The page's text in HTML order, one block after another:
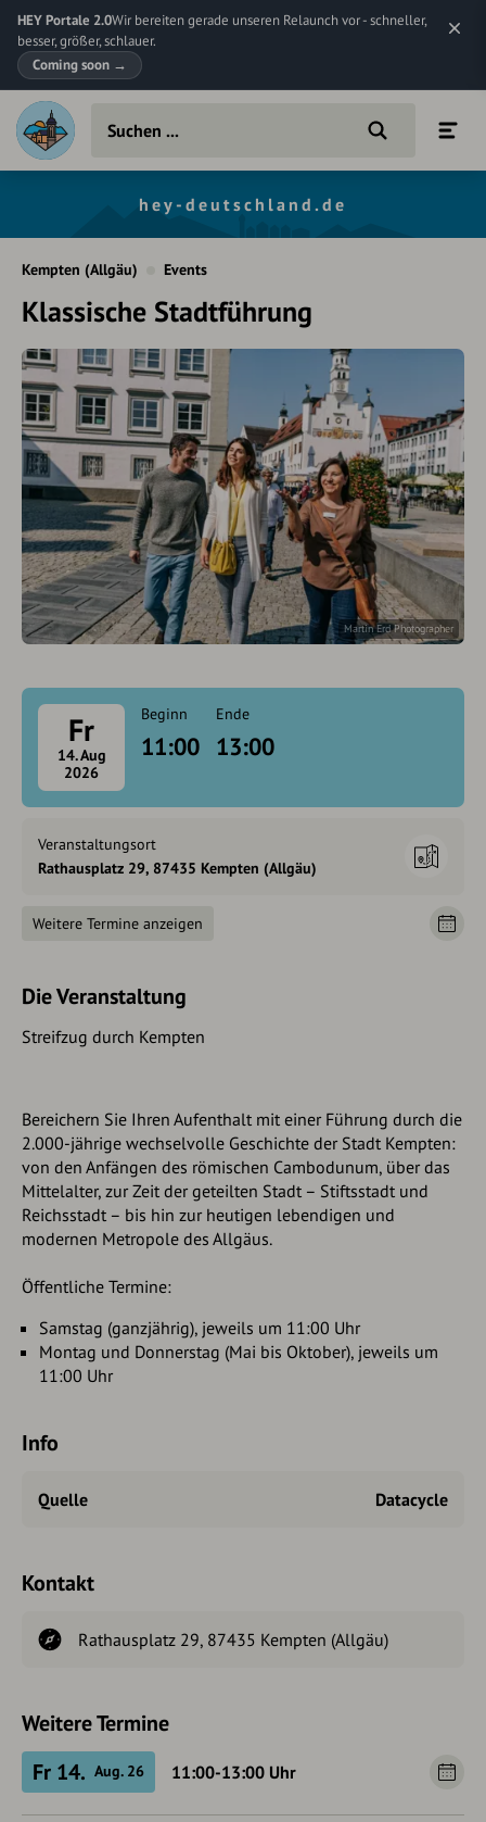
HEY Portale 2.0Wir bereiten gerade unseren Relaunch vor - schneller,
besser, größer, schlauer.
Coming soon →
hey-deutschland.de
Kempten (Allgäu) Events
Klassische Stadtführung
Martin Erd Photographer
Fr
14. Aug
2026
Beginn
11:00
Ende
13:00
Veranstaltungsort
Rathausplatz 29, 87435 Kempten (Allgäu)
Weitere Termine anzeigen
Die Veranstaltung
Streifzug durch Kempten
Bereichern Sie Ihren Aufenthalt mit einer Führung durch die
2.000-jährige wechselvolle Geschichte der Stadt Kempten:
von den Anfängen des römischen Cambodunum, über das
Mittelalter, zur Zeit der geteilten Stadt – Stiftsstadt und
Reichsstadt – bis hin zur heutigen lebendigen und
modernen Metropole des Allgäus.
Öffentliche Termine:
Samstag (ganzjährig), jeweils um 11:00 Uhr
Montag und Donnerstag (Mai bis Oktober), jeweils um
11:00 Uhr
Info
Quelle Datacycle
Kontakt
Rathausplatz 29, 87435 Kempten (Allgäu)
Weitere Termine
Fr 14. Aug. 26 11:00-13:00 Uhr